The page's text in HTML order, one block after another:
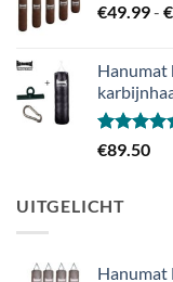
€49.99- €
Hanumat
€89.50
UITGELICHT
Hanumat